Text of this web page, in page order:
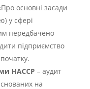
основні засади
у сфері
передбачено
підприємство
НАССР – аудит
на